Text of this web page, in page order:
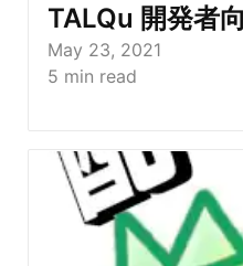
TALQu 開発者
May 23, 2021
5 min read